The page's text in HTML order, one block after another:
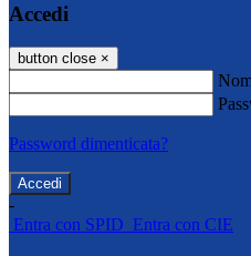
Accedi
button close ×
Password dimenticata?
-
Entra con SPID Entra con CIE